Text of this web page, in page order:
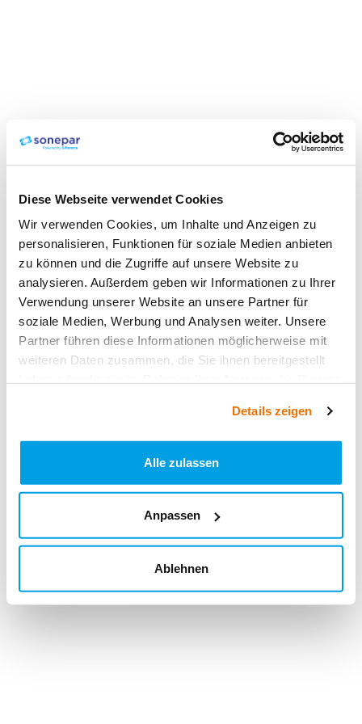
Diese Webseite verwendet Cookies
Wir verwenden Cookies, um Inhalte und Anzeigen zu
personalisieren, Funktionen für soziale Medien anbieten
zu können und die Zugriffe auf unsere Website zu
analysieren. Außerdem geben wir Informationen zu Ihrer
Verwendung unserer Website an unsere Partner für
soziale Medien, Werbung und Analysen weiter. Unsere
Partner führen diese Informationen möglicherweise mit
weiteren Daten zusammen, die Sie ihnen bereitgestellt
Details zeigen
Alle zulassen
Anpassen
Ablehnen